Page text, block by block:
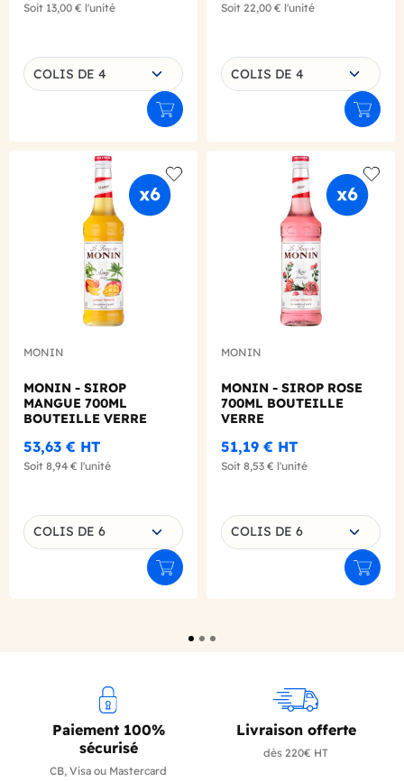
Soit 13,00 € l'unité
Choisissez une déclinaison
COLIS DE 4
Ajouter au panier
Soit 22,00 € l'unité
Choisissez une déclinaison
COLIS DE 4
Add to wishlist
MONIN
MONIN - SIROP
MANGUE 700ML
BOUTEILLE VERRE
53,63 € HT
Soit 8,94 € l'unité
Choisissez une déclinaison
COLIS DE 6
Ajouter au panier
Add
MONIN
MONIN - SIROP ROSE
700ML BOUTEILLE
VERRE
51,19 € HT
Soit 8,53 € l'unité
Choisissez une déclinaison
COLIS DE 6
Paiement 100%
sécurisé
CB, Visa ou Mastercard
Livraison offerte
dès 220€ HT